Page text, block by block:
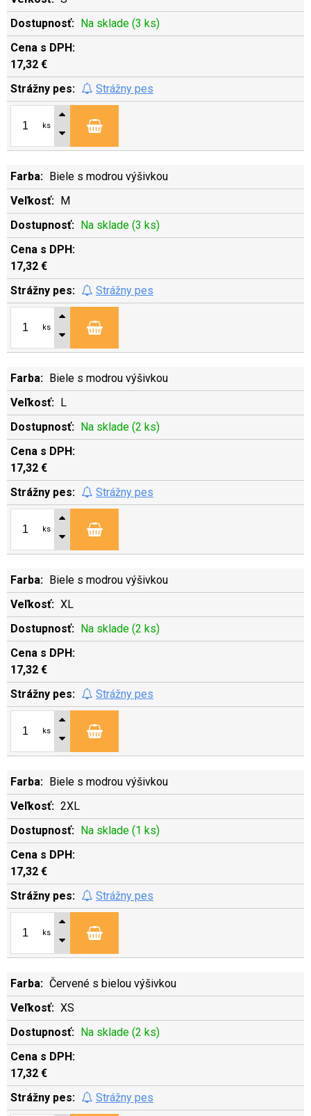
Na sklade (3 ks)
17,32 €
Strážny pes
ks
Biele s modrou výšivkou
M
Na sklade (3 ks)
17,32 €
Strážny pes
ks
Biele s modrou výšivkou
L
Na sklade (2 ks)
17,32 €
Strážny pes
ks
Biele s modrou výšivkou
XL
Na sklade (2 ks)
17,32 €
Strážny pes
ks
Biele s modrou výšivkou
2XL
Na sklade (1 ks)
17,32 €
Strážny pes
ks
Červené s bielou výšivkou
XS
Na sklade (2 ks)
17,32 €
Strážny pes